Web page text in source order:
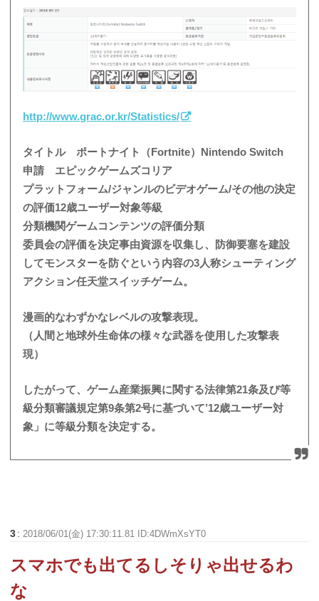
http://www.grac.or.kr/Statistics/
タイトル ポートナイト（Fortnite）Nintendo Switch
申請 エピックゲームズコリア
プラットフォーム/ジャンルのビデオゲーム/その他の決定
の評価12歳ユーザー対象等級
分類機関ゲームコンテンツの評価分類
委員会の評価を決定事由資源を収集し、防御要塞を建設
してモンスターを防ぐという内容の3人称シューティング
アクション任天堂スイッチゲーム。
漫画的なわずかなレベルの攻撃表現。
（人間と地球外生命体の様々な武器を使用した攻撃表
現）
したがって、ゲーム産業振興に関する法律第21条及び等
級分類審議規定第9条第2号に基づいて’12歳ユーザー対
象」に等級分類を決定する。
3 :2018/06/01(金) 17:30:11.81 ID:4DWmXsYT0
スマホでも出てるしそりゃ出せるわ
な